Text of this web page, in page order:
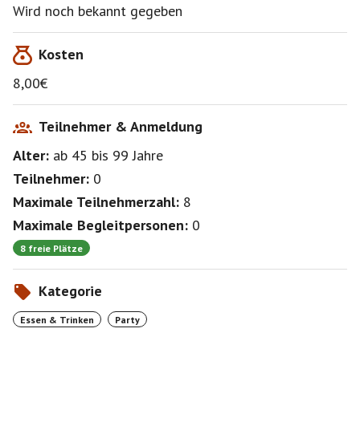
Wird noch bekannt gegeben
Kosten
8,00€
Teilnehmer & Anmeldung
Alter: ab 45 bis 99Jahre
Teilnehmer: 0
Maximale Teilnehmerzahl: 8
Maximale Begleitpersonen: 0
8 freie Plätze
Kategorie
Essen & Trinken Party